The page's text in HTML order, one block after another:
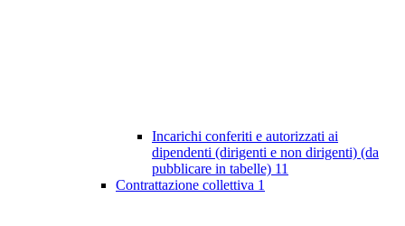
Incarichi conferiti e autorizzati ai
dipendenti (dirigenti e non dirigenti) (da
pubblicare in tabelle) 11
Contrattazione collettiva 1